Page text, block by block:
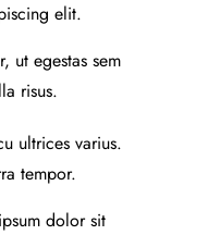
elit.
ut egestas sem
risus.
ultrices varius.
tempor.
dolor sit